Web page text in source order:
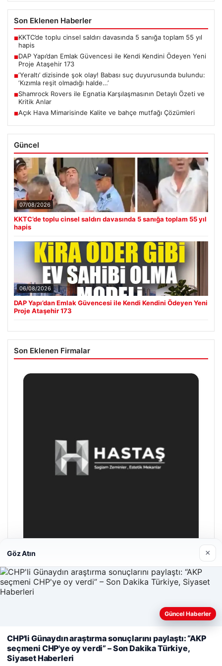
Son Eklenen Haberler
■KKTC’de toplu cinsel saldırı davasında 5 sanığa toplam 55 yıl
hapis
■DAP Yapı’dan Emlak Güvencesi ile Kendi Kendini Ödeyen Yeni
Proje Ataşehir 173
■‘Yeraltı’ dizisinde şok olay! Babası suç duyurusunda bulundu:
‘Kızımla reşit olmadığı halde…’
■Shamrock Rovers ile Egnatia Karşılaşmasının Detaylı Özeti ve
Kritik Anlar
■Açık Hava Mimarisinde Kalite ve bahçe mutfağı Çözümleri
Güncel
07/08/2026
KKTC’de toplu cinsel saldırı davasında 5 sanığa toplam 55 yıl
hapis
06/08/2026
DAP Yapı’dan Emlak Güvencesi ile Kendi Kendini Ödeyen Yeni
Proje Ataşehir 173
Son Eklenen Firmalar
Hastaş Beton
26/05/2026
© 2026 Parapul – Güncel Ekonomi Haberleri
deneyiminizi kişiselleştirmek ve geliştirmek amacıyla çerezler
kullanıyoruz.Çerez Politikamız
Göz Atın ×
Güncel Haberler
CHP'li Günaydın araştırma sonuçlarını paylaştı: “AKP
seçmeni CHP'ye oy verdi” – Son Dakika Türkiye,
Siyaset Haberleri